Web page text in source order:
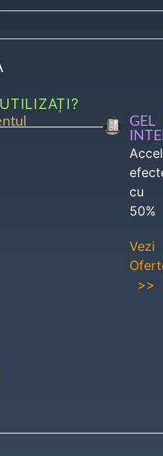
GEL
cu
50%
Vezi
>>